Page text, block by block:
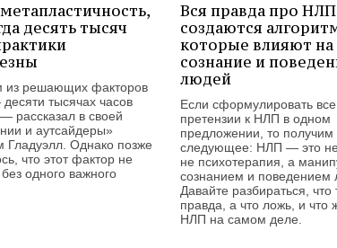
десять тысяч
из решающих факторов
тысячах часов
рассказал в своей
и аутсайдеры»
Гладуэлл. Однако позже
что этот фактор не
одного важного
Вся правда про
создаются
которые влияют на
сознание и
людей
Если сформулировать все
претензии к НЛП в одном
предложении, то получим
следующее: НЛП — это не
не психотерапия, а
сознанием и поведением
Давайте разбираться, что
правда, а что ложь, и что
НЛП на самом деле.